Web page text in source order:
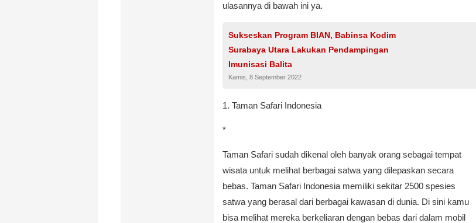
ulasannya di bawah ini ya.
Sukseskan Program BIAN, Babinsa Kodim
Surabaya Utara Lakukan Pendampingan
Imunisasi Balita
Kamis, 8 September 2022
1. Taman Safari Indonesia
*
Taman Safari sudah dikenal oleh banyak orang sebagai tempat
wisata untuk melihat berbagai satwa yang dilepaskan secara
bebas. Taman Safari Indonesia memiliki sekitar 2500 spesies
satwa yang berasal dari berbagai kawasan di dunia. Di sini kamu
bisa melihat mereka berkeliaran dengan bebas dari dalam mobil